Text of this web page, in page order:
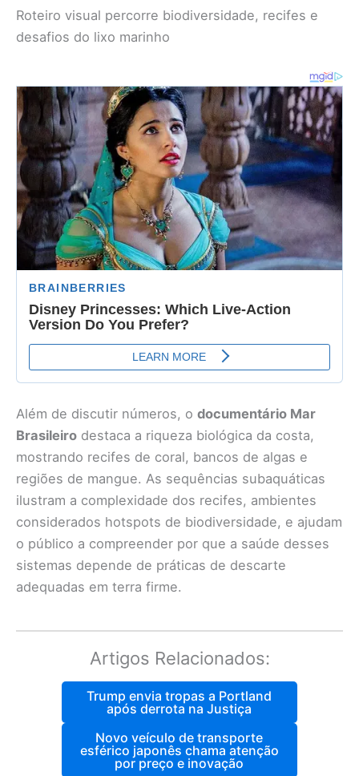
Roteiro visual percorre biodiversidade, recifes e
desafios do lixo marinho
Além de discutir números, o documentário Mar
Brasileiro destaca a riqueza biológica da costa,
mostrando recifes de coral, bancos de algas e
regiões de mangue. As sequências subaquáticas
ilustram a complexidade dos recifes, ambientes
considerados hotspots de biodiversidade, e ajudam
o público a compreender por que a saúde desses
sistemas depende de práticas de descarte
adequadas em terra firme.
Artigos Relacionados:
Trump envia tropas a Portland
após derrota na Justiça
Novo veículo de transporte
esférico japonês chama atenção
por preço e inovação